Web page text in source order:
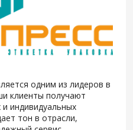
одним из лидеров в
клиенты получают
индивидуальных
тон в отрасли,